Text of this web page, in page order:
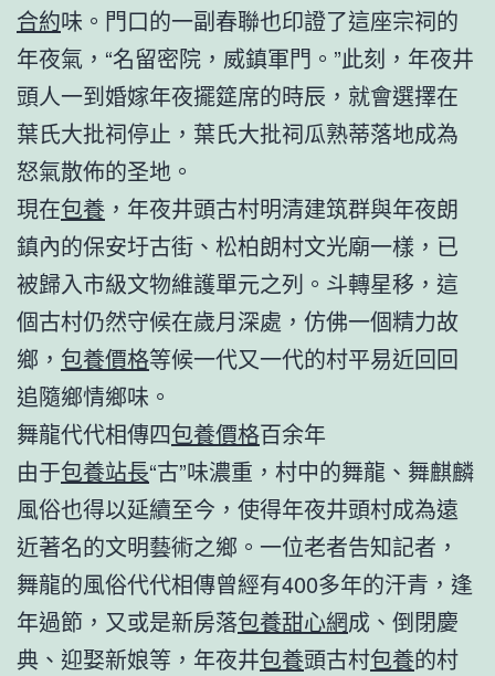
合約味。門口的一副春聯也印證了這座宗祠的
年夜氣，“名留密院，威鎮軍門。”此刻，年夜井
頭人一到婚嫁年夜擺筵席的時辰，就會選擇在
葉氏大批祠停止，葉氏大批祠瓜熟蒂落地成為
怒氣散佈的圣地。
現在包養 ，年夜井頭古村明清建筑群與年夜朗
鎮內的保安圩古街、松柏朗村文光廟一樣，已
被歸入市級文物維護單元之列。斗轉星移，這
個古村仍然守候在歲月深處，仿佛一個精力故
鄉， 包養價格等候一代又一代的村平易近回回
追隨鄉情鄉味。
舞龍代代相傳四包養價格百余年
由于包養站長“古”味濃重，村中的舞龍、舞麒麟
風俗也得以延續至今，使得年夜井頭村成為遠
近著名的文明藝術之鄉。一位老者告知記者，
舞龍的風俗代代相傳曾經有400多年的汗青，逢
年過節，又或是新房落包養甜心網成、倒閉慶
典、迎娶新娘等，年夜井包養頭古村包養的村